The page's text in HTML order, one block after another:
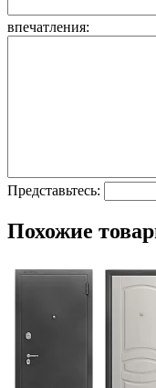
впечатления:
Представьтесь:
Похожие